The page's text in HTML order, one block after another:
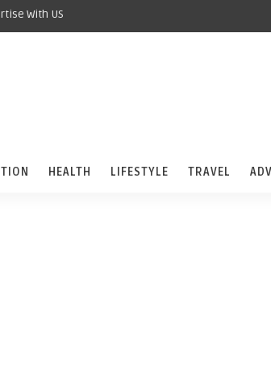
With US
HEALTH LIFESTYLE TRAVEL